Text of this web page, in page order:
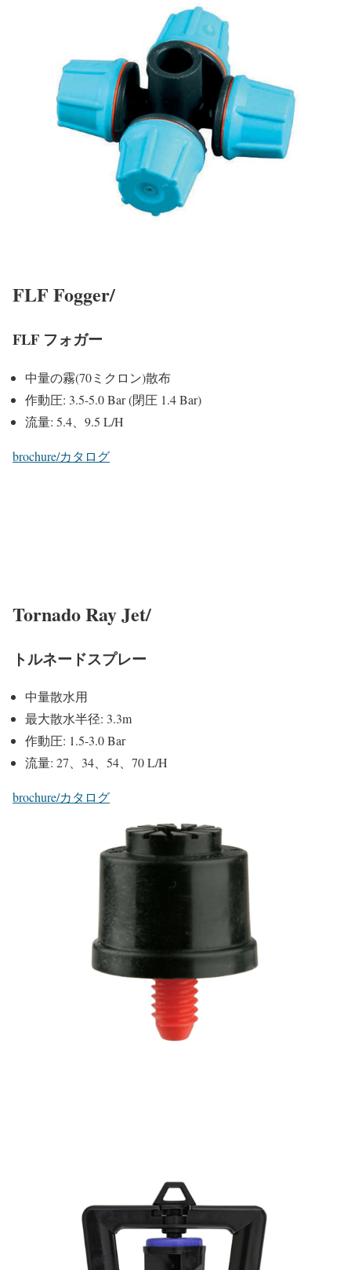
FLF Fogger/
FLF フォガー
中量の霧(70ミクロン)散布
作動圧: 3.5-5.0 Bar (閉圧 1.4 Bar)
流量: 5.4、9.5 L/H
brochure/カタログ
Tornado Ray Jet/
トルネードスプレー
中量散水用
最大散水半径: 3.3m
作動圧: 1.5-3.0 Bar
流量: 27、34、54、70 L/H
brochure/カタログ